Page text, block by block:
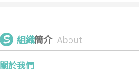
組織簡介 About
關於我們